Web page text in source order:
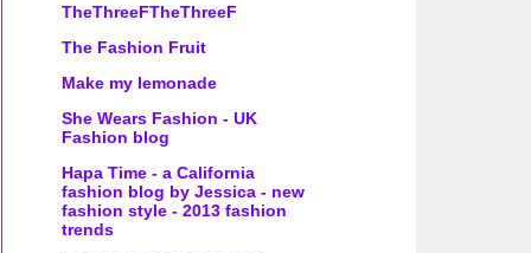
TheThreeFTheThreeF
The Fashion Fruit
Make my lemonade
She Wears Fashion - UK
Fashion blog
Hapa Time - a California
fashion blog by Jessica - new
fashion style - 2013 fashion
trends